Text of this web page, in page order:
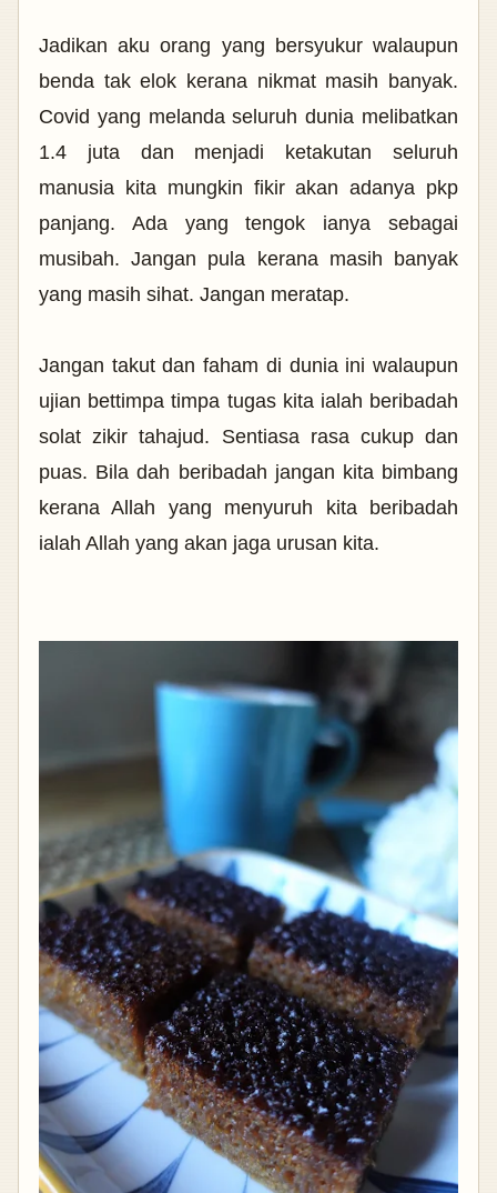
Jadikan aku orang yang bersyukur walaupun
benda tak elok kerana nikmat masih banyak.
Covid yang melanda seluruh dunia melibatkan
1.4 juta dan menjadi ketakutan seluruh
manusia kita mungkin fikir akan adanya pkp
panjang. Ada yang tengok ianya sebagai
musibah. Jangan pula
kerana masih banyak
yang masih sihat. Jangan meratap.
Jangan takut dan faham di dunia ini walaupun
ujian bettimpa timpa tugas kita ialah beribadah
solat zikir tahajud. Sentiasa rasa cukup dan
puas. Bila dah beribadah jangan kita bimbang
kerana Allah yang menyuruh kita beribadah
ialah Allah yang akan jaga urusan kita.